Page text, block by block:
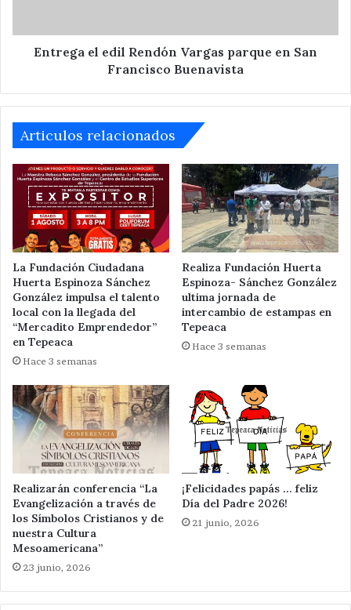
Francisco
Buenavista
Entrega el edil Rendón Vargas parque en San
Francisco Buenavista
Articulos relacionados
La Fundación Ciudadana
Huerta Espinoza Sánchez
González impulsa el talento
local con la llegada del
“Mercadito Emprendedor”
en Tepeaca
Hace 3 semanas
Realiza Fundación Huerta
Espinoza- Sánchez González
ultima jornada de
intercambio de estampas en
Tepeaca
Hace 3 semanas
Realizarán conferencia “La
Evangelización a través de
los Símbolos Cristianos y de
nuestra Cultura
Mesoamericana”
23 junio, 2026
¡Felicidades papás … feliz
Día del Padre 2026!
21 junio, 2026